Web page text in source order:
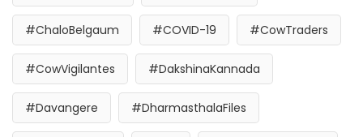
#ChaloBelgaum #COVID-19 #CowTraders
#CowVigilantes #DakshinaKannada
#Davangere #DharmasthalaFiles